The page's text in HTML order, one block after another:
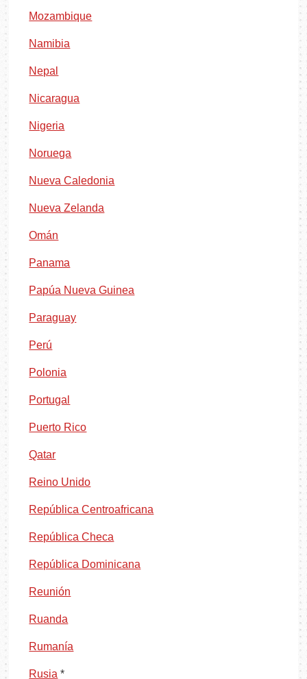
Mozambique
Namibia
Nepal
Nicaragua
Nigeria
Noruega
Nueva Caledonia
Nueva Zelanda
Omán
Panama
Papúa Nueva Guinea
Paraguay
Perú
Polonia
Portugal
Puerto Rico
Qatar
Reino Unido
República Centroafricana
República Checa
República Dominicana
Reunión
Ruanda
Rumanía
Rusia *